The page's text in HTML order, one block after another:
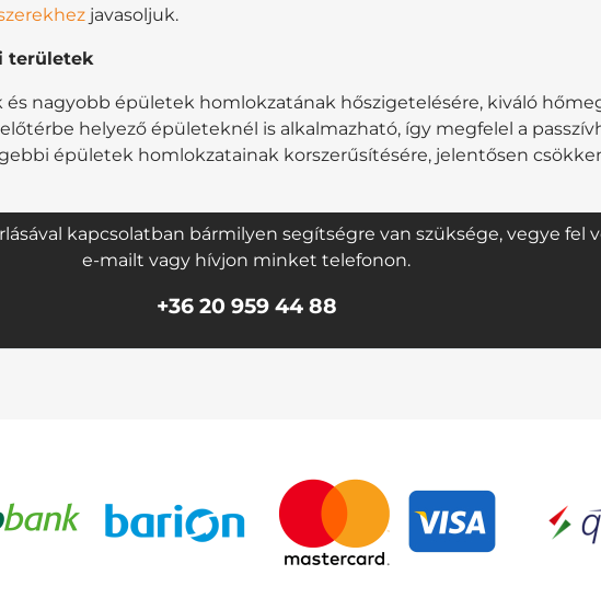
javasoljuk.
területek
és nagyobb épületek homlokzatának hőszigetelésére, kiváló
helyező épületeknél is alkalmazható, így megfelel a
épületek homlokzatainak korszerűsítésére, jelentősen
kapcsolatban bármilyen segítségre van szüksége, vegye fel
e-mailt vagy hívjon minket telefonon.
+36 20 959 44 88